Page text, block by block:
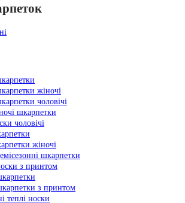
жіночі
чоловічі
шкарпетки
чоловічі
жіночі
шкарпетки
з принтом
з принтом
теплі носки